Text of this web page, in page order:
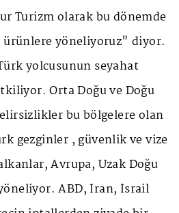
Turizm olarak bu dönemde
ürünlere yöneliyoruz" diyor.
yolcusunun seyahat
Orta Doğu ve Doğu
bu bölgelere olan
gezginler , güvenlik ve vize
Avrupa, Uzak Doğu
ABD, İran, İsrail